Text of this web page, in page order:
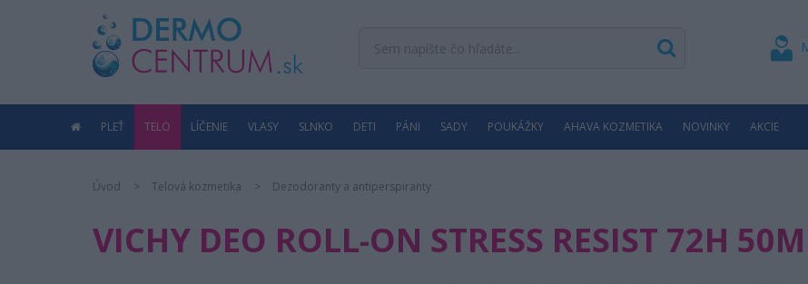
PLEŤ TELO LÍČENIE VLASY SLNKO DETI PÁNI SADY POUKÁŽKY AHAVA KOZMETIKA NOVINKY AKCIE
Úvod Telová kozmetika Dezodoranty a antiperspiranty
VICHY DEO ROLL-ON STRESS RESIST 72H